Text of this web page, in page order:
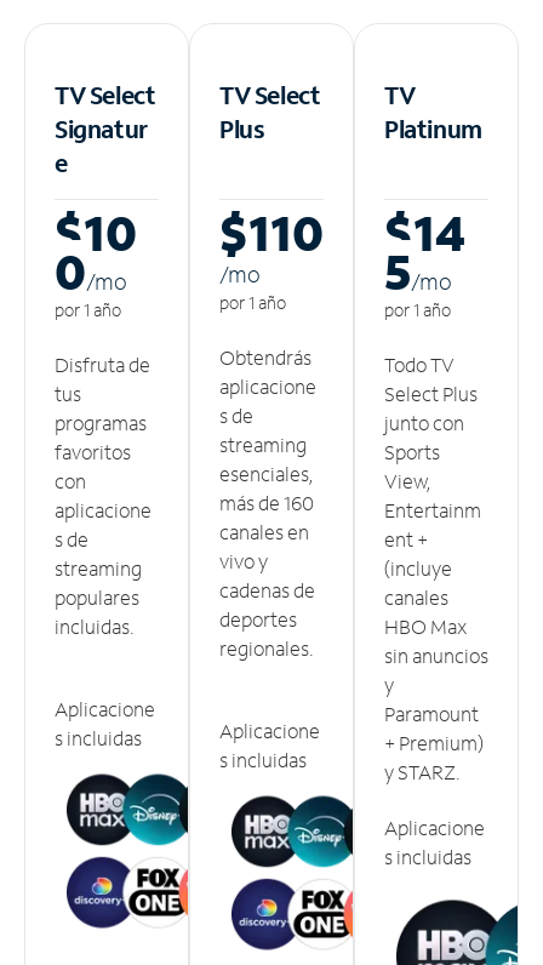
TV Select
Signatur
e
$10
0/mo
por 1 año
Disfruta de
tus
programas
favoritos
con
aplicacione
s de
streaming
populares
incluidas.
Aplicacione
s incluidas
TV Select
Plus
$110
/mo
por 1 año
Obtendrás
aplicacione
s de
streaming
esenciales,
más de 160
canales en
vivo y
cadenas de
deportes
regionales.
Aplicacione
s incluidas
TV
Platinum
$14
5/mo
por 1 año
Todo TV
Select Plus
junto con
Sports
View,
Entertainm
ent +
(incluye
canales
HBO Max
sin anuncios
y
Paramount
+ Premium)
y STARZ.
Aplicacione
s incluidas